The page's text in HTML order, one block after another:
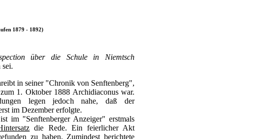
1879 - 1892)
über die Schule in Niemtsch
sei.
in seiner "Chronik von Senftenberg",
1. Oktober 1888 Archidiaconus war.
legen jedoch nahe, daß der
im Dezember erfolgte.
im "Senftenberger Anzeiger" erstmals
die Rede. Ein feierlicher Akt
zu haben. Zumindest berichtete